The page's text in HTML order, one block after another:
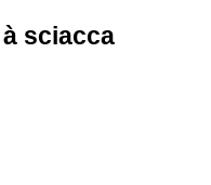
sciacca